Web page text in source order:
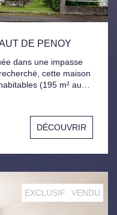
DE PENOY
dans une impasse
cette maison
(195 m² au
de 26 m²,
: trois chambres
séjour, balcon,
Le jardin entoure la
Chaudière à
DÉCOUVRIR
EXCLUSIF VENDU